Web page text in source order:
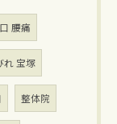
腰痛
れ 宝塚
整体院